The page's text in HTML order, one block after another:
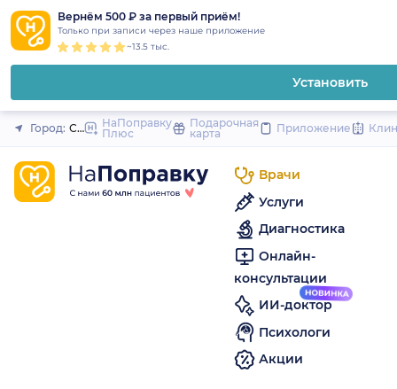
Вернём 500 ₽ за первый приём!
Только при записи через наше приложение
~13.5 тыс.
Установить
Закрыть
Город: Санкт-Петербург
НаПоправку
Плюс
Подарочная
карта
Приложение
Врачи
Услуги
Диагностика
Онлайн-
консультации
ИИ-доктор
Психологи
Акции